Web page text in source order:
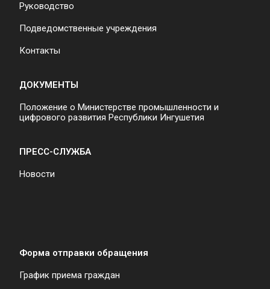
Руководство
Подведомственные учреждения
Контакты
ДОКУМЕНТЫ
Положение о Министерстве промышленности и
цифрового развития Республики Ингушетия
ПРЕСС-СЛУЖБА
Новости
Форма отправки обращения
График приема граждан